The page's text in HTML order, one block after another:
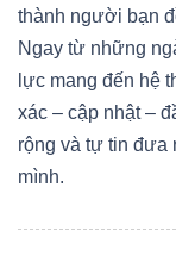
thành người bạn
Ngay từ những
lực mang đến hệ
xác – cập nhật –
rộng và tự tin đưa
mình.